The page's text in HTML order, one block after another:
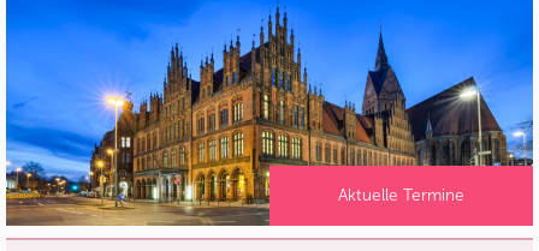
Aktuelle Termine